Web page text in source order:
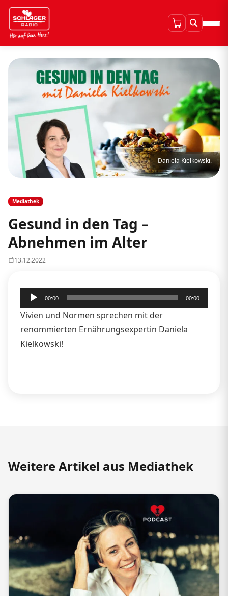
Daniela Kielkowski.
Mediathek
Gesund in den Tag –
Abnehmen im Alter
13.12.2022
Audio-
Player
00:00 00:00
Vivien und Normen sprechen mit der
renommierten Ernährungsexpertin Daniela
Kielkowski!
Weitere Artikel aus Mediathek